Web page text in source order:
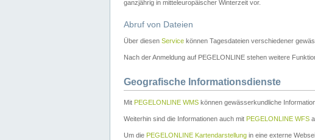
ganzjährig in mitteleuropäischer Winterzeit vor.
Abruf von Dateien
Über diesen Service können Tagesdateien verschiedener
Nach der Anmeldung auf PEGELONLINE stehen weitere
Geografische Informationsdienste
Mit PEGELONLINE WMS können gewässerkundliche
Weiterhin sind die Informationen auch mit PEGELONLINE WFS
Um die PEGELONLINE Kartendarstellung in eine externe